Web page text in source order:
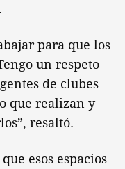
para que los
un respeto
de clubes
que realizan y
resaltó.
esos espacios